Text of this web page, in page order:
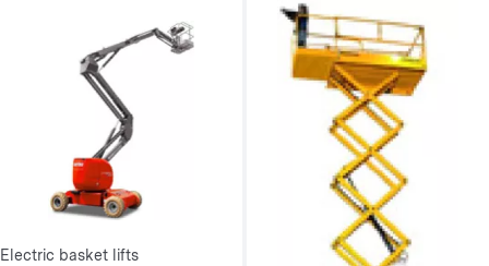
Electric basket lifts